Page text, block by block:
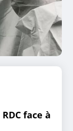
face à